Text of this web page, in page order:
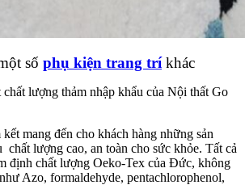
số phụ kiện trang tríkhác
chất lượng thảm nhập khẩu của Nội thất Go
kết mang đến cho khách hàng những sản
chất lượng cao, an toàn cho sức khỏe. Tất cả
định chất lượng Oeko-Tex của Đức, không
Azo, formaldehyde, pentachlorophenol,